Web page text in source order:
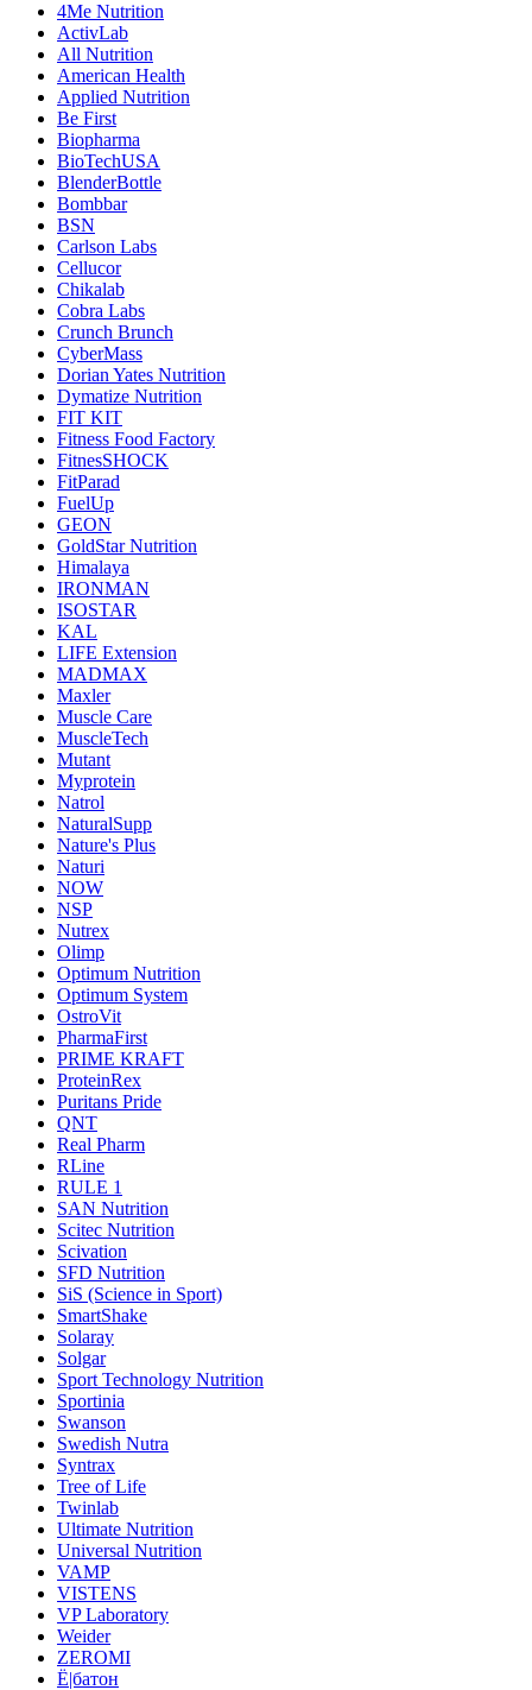
4Me Nutrition
ActivLab
All Nutrition
American Health
Applied Nutrition
Be First
Biopharma
BioTechUSA
BlenderBottle
Bombbar
BSN
Carlson Labs
Cellucor
Chikalab
Cobra Labs
Crunch Brunch
CyberMass
Dorian Yates Nutrition
Dymatize Nutrition
FIT KIT
Fitness Food Factory
FitnesSHOCK
FitParad
FuelUp
GEON
GoldStar Nutrition
Himalaya
IRONMAN
ISOSTAR
KAL
LIFE Extension
MADMAX
Maxler
Muscle Care
MuscleTech
Mutant
Myprotein
Natrol
NaturalSupp
Nature's Plus
Naturi
NOW
NSP
Nutrex
Olimp
Optimum Nutrition
Optimum System
OstroVit
PharmaFirst
PRIME KRAFT
ProteinRex
Puritans Pride
QNT
Real Pharm
RLine
RULE 1
SAN Nutrition
Scitec Nutrition
Scivation
SFD Nutrition
SiS (Science in Sport)
SmartShake
Solaray
Solgar
Sport Technology Nutrition
Sportinia
Swanson
Swedish Nutra
Syntrax
Tree of Life
Twinlab
Ultimate Nutrition
Universal Nutrition
VAMP
VISTENS
VP Laboratory
Weider
ZEROMI
Ё|батон